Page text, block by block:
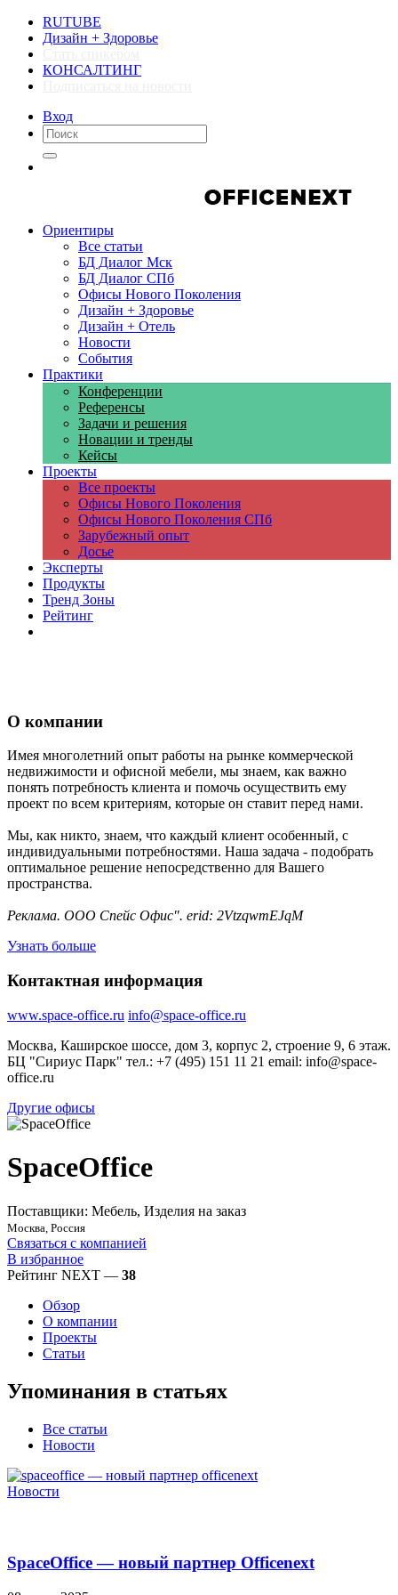
RUTUBE
Дизайн + Здоровье
КОНСАЛТИНГ
Вход
Ориентиры
Все статьи
БД Диалог Мск
БД Диалог СПб
Офисы Нового Поколения
Дизайн + Здоровье
Дизайн + Отель
Новости
События
Практики
Конференции
Референсы
Задачи и решения
Новации и тренды
Кейсы
Проекты
Все проекты
Офисы Нового Поколения
Офисы Нового Поколения СПб
Зарубежный опыт
Досье
Эксперты
Продукты
Тренд Зоны
Рейтинг
О компании
Имея многолетний опыт работы на рынке коммерческой
недвижимости и офисной мебели, мы знаем, как важно
понять потребность клиента и помочь осуществить ему
проект по всем критериям, которые он ставит перед нами.
Мы, как никто, знаем, что каждый клиент особенный, с
индивидуальными потребностями. Наша задача - подобрать
оптимальное решение непосредственно для Вашего
пространства.
Реклама. ООО Спейс Офис". erid: 2VtzqwmEJqM
Узнать больше
Контактная информация
www.space-office.ru info@space-office.ru
Москва, Каширское шоссе, дом 3, корпус 2, строение 9, 6 этаж.
БЦ "Сириус Парк" тел.: +7 (495) 151 11 21 email: info@space-
office.ru
Другие офисы
SpaceOffice
Поставщики: Мебель, Изделия на заказ
Москва, Россия
Связаться с компанией
В избранное
Рейтинг NEXT — 38
Обзор
О компании
Проекты
Статьи
Упоминания в статьях
Все статьи
Новости
Новости
SpaceOffice — новый партнер Officenext